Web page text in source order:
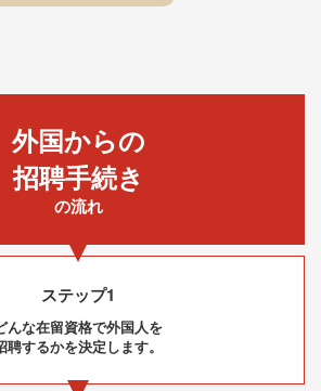
外国からの
招聘手続き
の流れ
ステップ1
んな在留資格で外国人を
聘するかを決定します。